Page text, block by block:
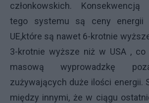
członkowskich. Konsekwencją
tego systemu są ceny energii
UE,które są nawet 6-krotnie
3-krotnie wyższe niż w USA ,
masową wyprowadzkę
zużywających duże ilości energii.
między innymi, że w ciągu